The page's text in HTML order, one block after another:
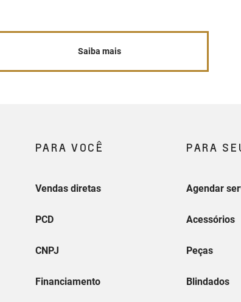
Saiba mais